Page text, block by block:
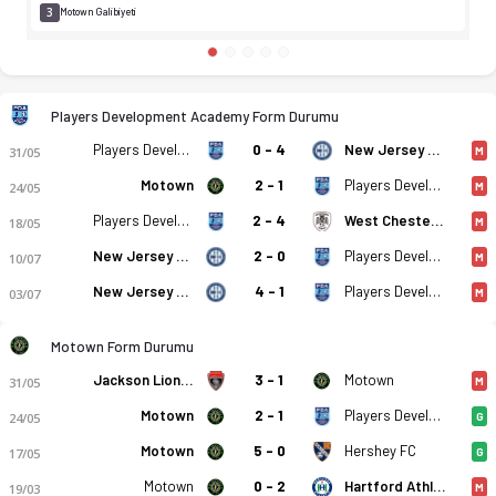
3 Motown Galibiyeti
Players Development Academy Form Durumu
31/05 Players Development Academy 0 - 4 New Jersey United AC M
24/05 Motown 2 - 1 Players Development Academy M
18/05 Players Development Academy 2 - 4 West Chester United SC M
10/07 New Jersey United AC 2 - 0 Players Development Academy M
03/07 New Jersey United AC 4 - 1 Players Development Academy M
Motown Form Durumu
31/05 Jackson Lions FC 3 - 1 Motown M
24/05 Motown 2 - 1 Players Development Academy G
17/05 Motown 5 - 0 Hershey FC G
19/03 Motown 0 - 2 Hartford Athletic M